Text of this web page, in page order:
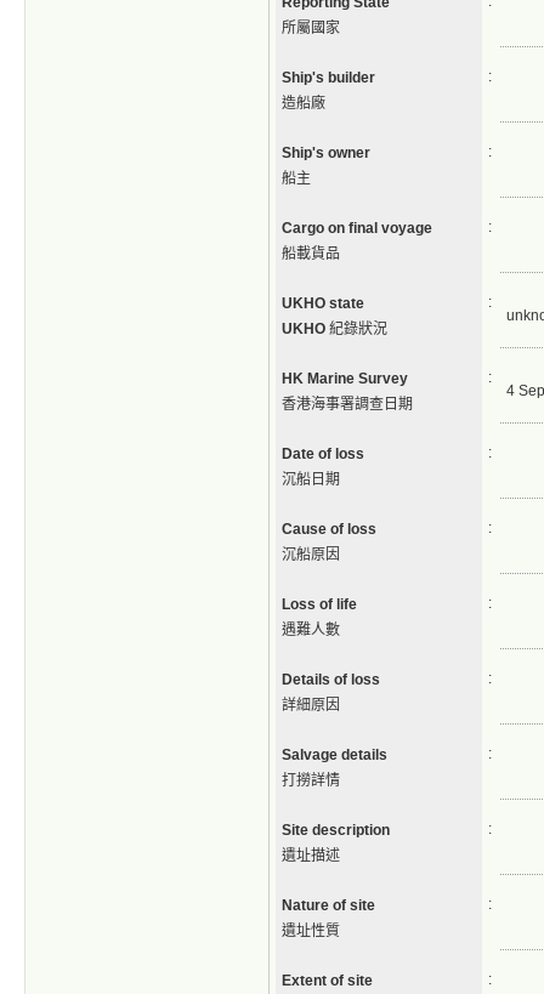
所屬國家
Ship's builder
造船廠
:
Ship's owner
船主
:
Cargo on final voyage
船載貨品
:
UKHO state
UKHO 紀錄狀況
:
HK Marine Survey
香港海事署調查日期
:
4
Date of loss
沉船日期
:
Cause of loss
沉船原因
:
Loss of life
遇難人數
:
Details of loss
詳細原因
:
Salvage details
打撈詳情
:
Site description
遺址描述
:
Nature of site
遺址性質
:
Extent of site
: